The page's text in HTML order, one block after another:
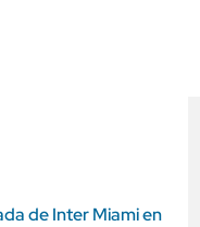
de Inter Miami en